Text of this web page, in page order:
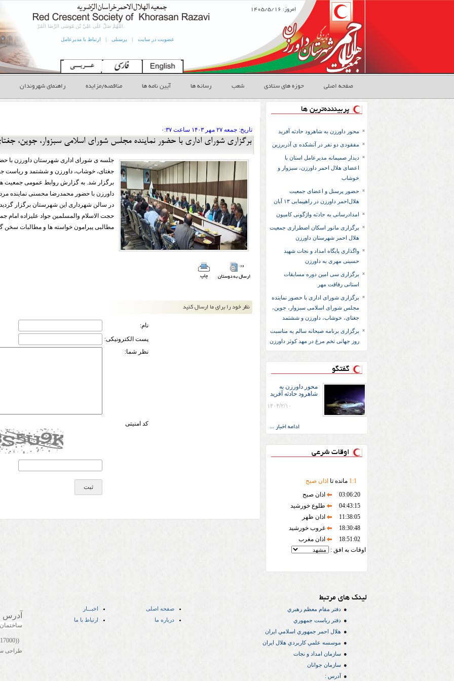
امروز: ۱۴۰۵/۵/۱۶
عضویت در سایت | پرسنلی | ارتباط با مدیرعامل
صفحه اصلی حوزه های ستادی شعب رسانه ها آیین نامه ها مناقصه/مزایده راهنمای شهروندان
پربیننده‌ترین ها
محور داورزن به شاهرود حادثه آفرید
مفقودی دو نفر در آتشکده ی آذربرزین
دیدار صمیمانه مدیرعامل استان با
اعضای هلال احمر داورزن، سبزوار و
خوشاب
حضور پرسنل و اعضای جمعیت
هلال‌احمر داورزن در راهپیمایی ۱۳ آبان
امدادرسانی به حادثه واژگونی کامیون
برگزاری مانور اسکان اضطراری جمعیت
هلال احمر شهرستان داورزن
واگذاری پایگاه امداد و نجات شهید
حسینی مهری به داورزن
برگزاری سی امین دوره مسابقات
استانی رفاقت مهر
برگزاری شورای اداری با حضور نماینده
مجلس شورای اسلامی سبزوار، جوین،
جغتای، خوشاب، داورزن و ششتمد
برگزاری برنامه صبحانه سالم به مناسبت
روز جهانی تخم مرغ در مهد کوثر داورزن
گفتگو
محور داورزن به
شاهرود حادثه آفرید
۱۴۰۴/۲/۱۰
ادامه اخبار ...
اوقات شرعی
1:1 مانده تا اذان صبح
03:06:20
اذان صبح
04:43:15
طلوع خورشید
11:38:05
اذان ظهر
18:30:48
غروب خورشید
18:51:02
اذان مغرب
اوقات به افق :
تاريخ: ۱۴۰۳ جمعه ۲۷ مهر ساعت ۰:۳۷
برگزاری شورای اداری با حضور نماینده مجلس شورای اسلامی سبزوار، جوین،
جلسه ی شورای اداری شهرستان داورزن با
جغتای، خوشاب، داورزن و ششتمد و ریاست
برگزار شد. به گزارش روابط عمومی جمعیت
در سالن شهرداری این شهرستان برگزار
حجت الاسلام والمسلمین جواد علیزاده امام
مطالبی پیرامون خواسته ها و مطالبات سخن
نام:
پست الکترونیکی:
نظر شما:
کد امنیتی
لینک های مرتبط
دفتر مقام معظم رهبري
دفتر رياست جمهوري
هلال احمر جمهوري اسلامي ايران
موسسه علمي كاربردي هلال ایران
سازمان امداد و نجات
سازمان جوانان
آدرس :
صفحه اصلی
اخبـــار
درباره ما
ارتباط با ما آدرس
((05141417000))
طراحی